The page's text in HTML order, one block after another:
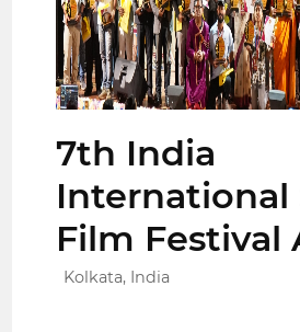
7th India
International
Film Festival
Kolkata, India